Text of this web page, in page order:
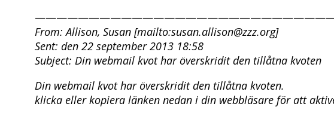
From: Allison, Susan [mailto:susan.allison@zzz.org]
Sent: den 22 september 2013 18:58
Subject: Din webmail kvot har överskridit den tillåtna kvoten
Din webmail kvot har överskridit den tillåtna kvoten.
klicka eller kopiera länken nedan i din webbläsare för att